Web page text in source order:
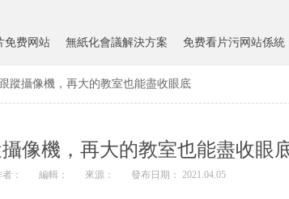
免费网站 無紙化會議解決方案 免费看片污网站係統
蹤攝像機，再大的教室也能盡收眼底
像機，再大的教室也能盡收眼
： 編輯： 來源： 發布日期： 2021.04.05